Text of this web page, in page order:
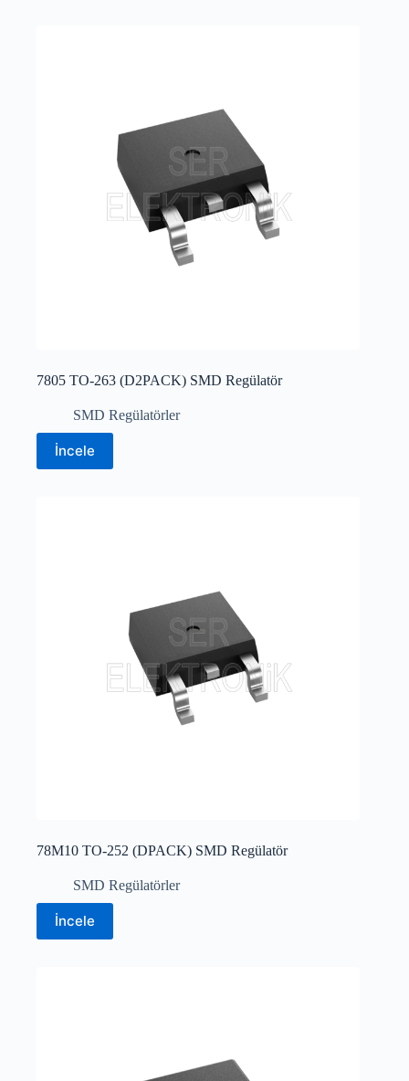
7805 TO-263 (D2PACK) SMD Regülatör
SMD Regülatörler
İncele
78M10 TO-252 (DPACK) SMD Regülatör
SMD Regülatörler
İncele